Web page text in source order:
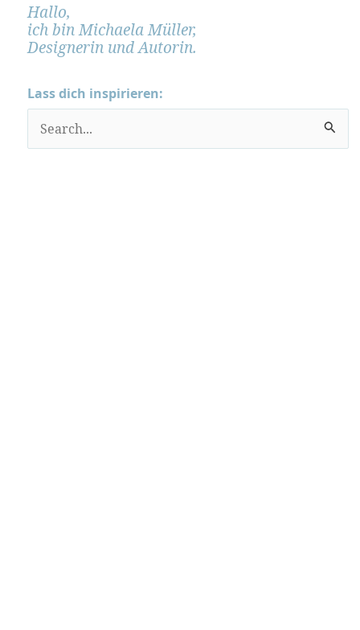
Hallo,
ich bin Michaela Müller,
Designerin und Autorin.
Lass dich inspirieren:
u